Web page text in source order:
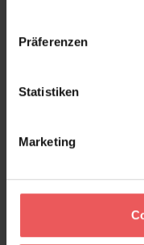
Präferenzen
Statistiken
Marketing
Holztapete, olive